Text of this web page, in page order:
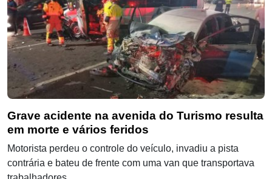
Grave acidente na avenida do Turismo resulta
em morte e vários feridos
Motorista perdeu o controle do veículo, invadiu a pista
contrária e bateu de frente com uma van que transportava